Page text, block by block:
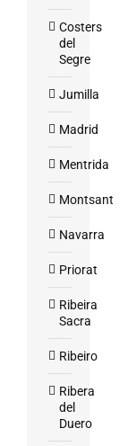
Costers
del
Segre
Jumilla
Madrid
Mentrida
Montsant
Navarra
Priorat
Ribeira
Sacra
Ribeiro
Ribera
del
Duero